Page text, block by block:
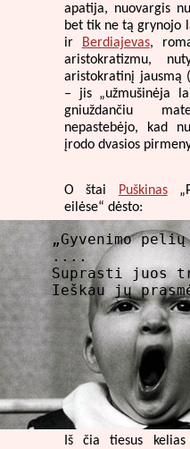
apatija, nuovargis
bet tik ne tą grynojo
ir
Berdiajevas,
aristokratizmu,
aristokratinį jausmą
– jis „užmušinėja
gniuždančiu
nepastebėjo, kad
įrodo dvasios
O štai Puškinas
eilėse“ dėsto:
„Gyvenimo
....
Suprasti juos
Ieškau jų
Iš čia tiesus